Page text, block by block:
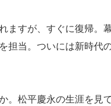
ますが、すぐに復帰。
担当。ついには新時代
。松平慶永の生涯を見て